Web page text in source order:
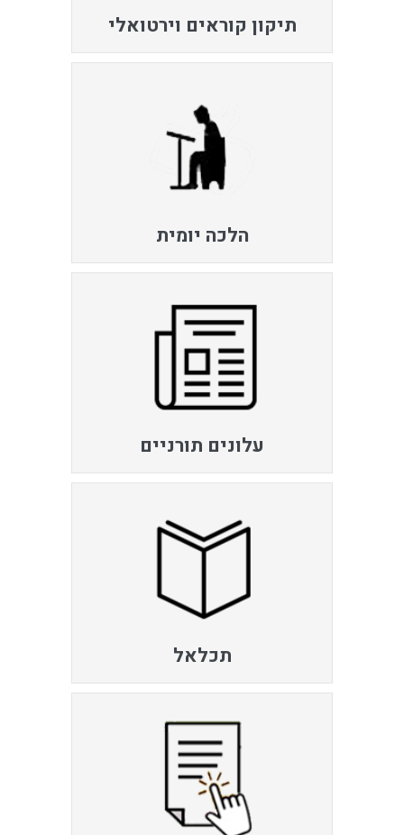
תיקון קוראים וירטואלי
הלכה יומית
עלונים תורניים
תכלאל